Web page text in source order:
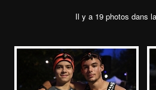
Il y a 19 photos dans